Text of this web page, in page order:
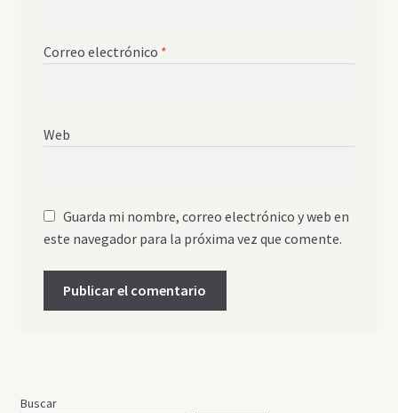
Correo electrónico *
Web
Guarda mi nombre, correo electrónico y web en
este navegador para la próxima vez que comente.
Buscar